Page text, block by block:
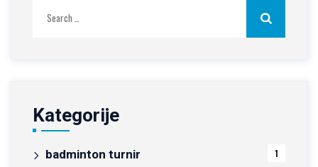
for:
Kategorije
badminton turnir 1